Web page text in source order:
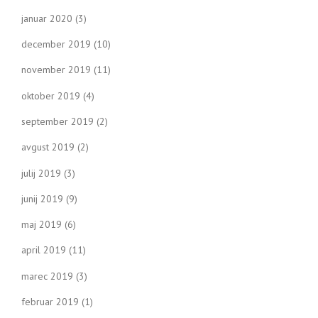
januar 2020 (3)
december 2019 (10)
november 2019 (11)
oktober 2019 (4)
september 2019 (2)
avgust 2019 (2)
julij 2019 (3)
junij 2019 (9)
maj 2019 (6)
april 2019 (11)
marec 2019 (3)
februar 2019 (1)